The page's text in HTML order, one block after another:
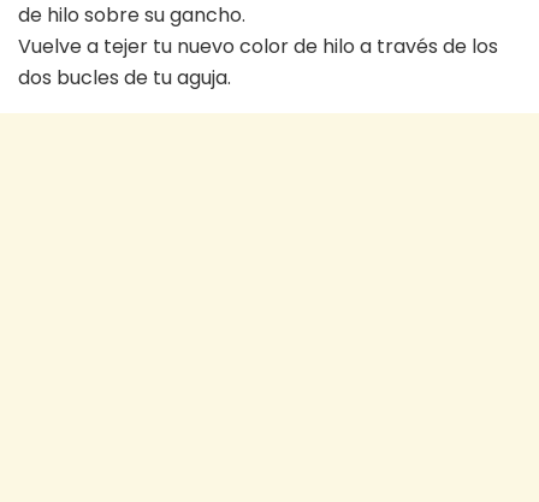
de hilo sobre su gancho.
Vuelve a tejer tu nuevo color de hilo a través de los
dos bucles de tu aguja.